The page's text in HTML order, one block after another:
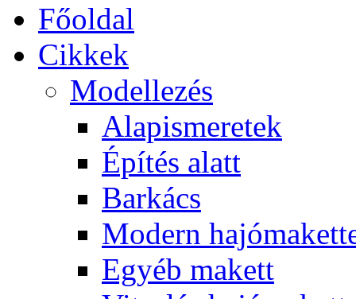
Főoldal
Cikkek
Modellezés
Alapismeretek
Építés alatt
Barkács
Modern
Egyéb makett